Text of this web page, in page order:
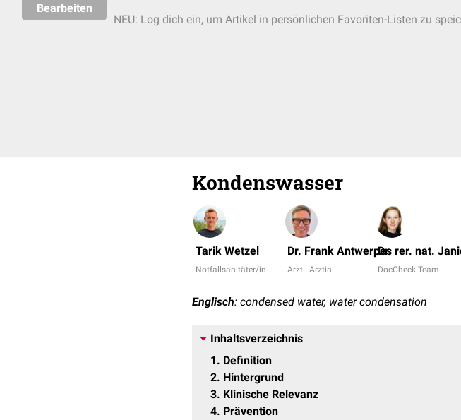
Bearbeiten
NEU: Log dich ein, um Artikel in persönlichen Favoriten-Listen zu
Kondenswasser
Tarik Wetzel
Notfallsanitäter/in
Dr. Frank Antwerpes
Arzt | Ärztin
Dr. rer. nat.
DocCheck Team
Englisch: condensed water, water condensation
Inhaltsverzeichnis
1
Definition
2 Hintergrund
3 Klinische Relevanz
4 Prävention